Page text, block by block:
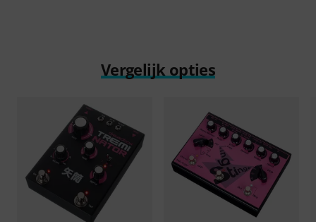
Vergelijk opties